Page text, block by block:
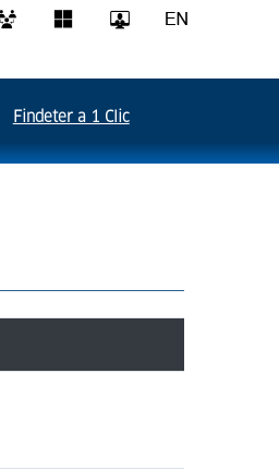
Findeter a 1 Clic